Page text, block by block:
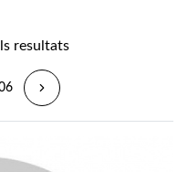
resultats